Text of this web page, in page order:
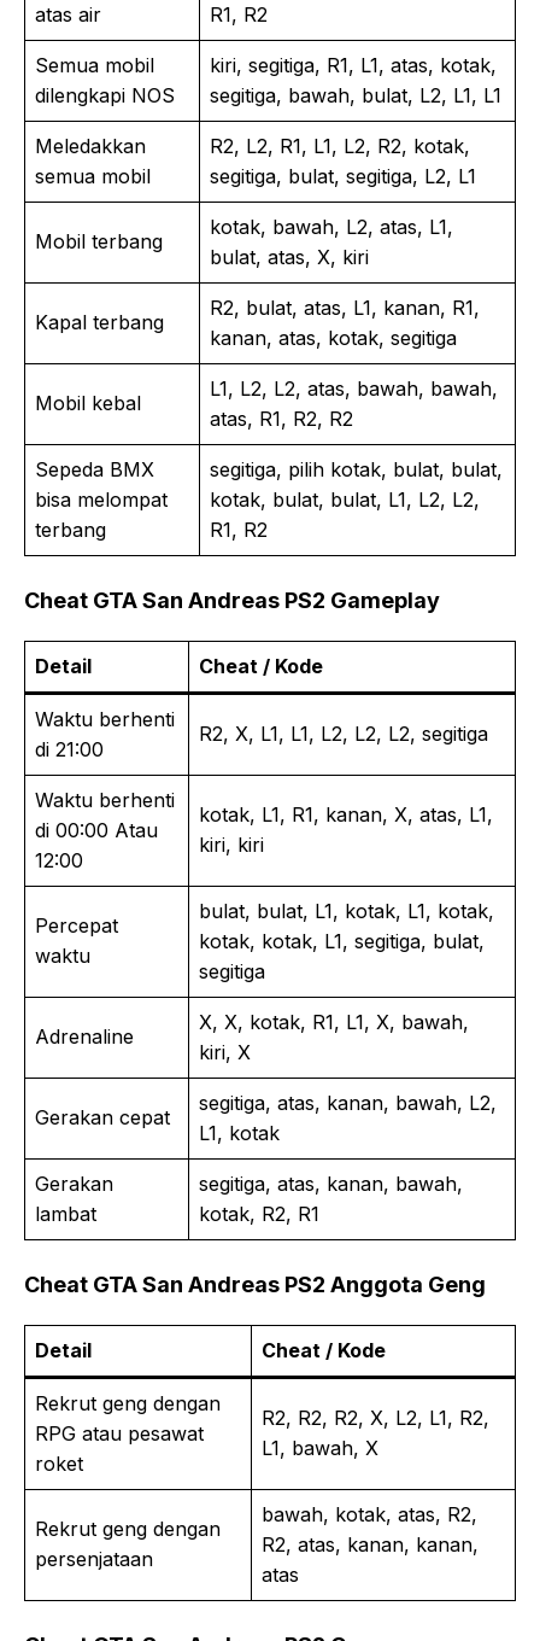
atas air
R1, R2
Semua mobil
dilengkapi NOS
kiri, segitiga, R1, L1, atas, kotak,
segitiga, bawah, bulat, L2, L1, L1
Meledakkan
semua mobil
R2, L2, R1, L1, L2, R2, kotak,
segitiga, bulat, segitiga, L2, L1
Mobil terbang
kotak, bawah, L2, atas, L1,
bulat, atas, X, kiri
Kapal terbang
R2, bulat, atas, L1, kanan, R1,
kanan, atas, kotak, segitiga
Mobil kebal
L1, L2, L2, atas, bawah, bawah,
atas, R1, R2, R2
Sepeda BMX
bisa melompat
terbang
segitiga, pilih kotak, bulat, bulat,
kotak, bulat, bulat, L1, L2, L2,
R1, R2
Cheat GTA San Andreas PS2 Gameplay
Detail Cheat / Kode
Waktu berhenti
di 21:00
R2, X, L1, L1, L2, L2, L2, segitiga
Waktu berhenti
di 00:00 Atau
12:00
kotak, L1, R1, kanan, X, atas, L1,
kiri, kiri
Percepat
waktu
bulat, bulat, L1, kotak, L1, kotak,
kotak, kotak, L1, segitiga, bulat,
segitiga
Adrenaline
X, X, kotak, R1, L1, X, bawah,
kiri, X
Gerakan cepat
segitiga, atas, kanan, bawah, L2,
L1, kotak
Gerakan
lambat
segitiga, atas, kanan, bawah,
kotak, R2, R1
Cheat GTA San Andreas PS2 Anggota Geng
Detail Cheat / Kode
Rekrut geng dengan
RPG atau pesawat
roket
R2, R2, R2, X, L2, L1, R2,
L1, bawah, X
Rekrut geng dengan
persenjataan
bawah, kotak, atas, R2,
R2, atas, kanan, kanan,
atas